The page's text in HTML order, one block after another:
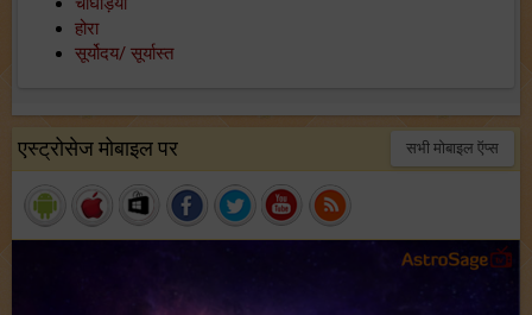
होरा
सूर्योदय/ सूर्यास्त
एस्ट्रोसेज मोबाइल पर सभी मोबाइल ऍप्स